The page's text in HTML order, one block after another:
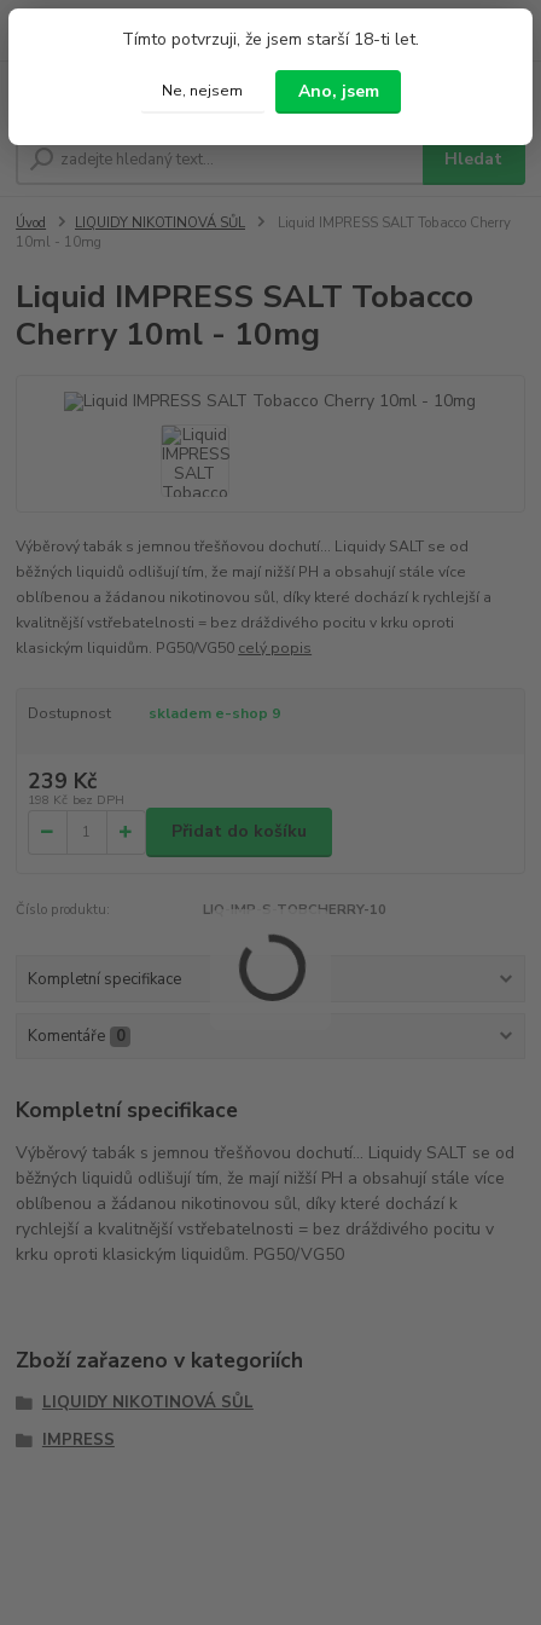
Tímto potvrzuji, že jsem starší 18-ti let.
Ne, nejsem Ano, jsem
Hledat
Po - Pá 9:00 - 19:00 So 9:00 - 14:00
Úvod LIQUIDY NIKOTINOVÁ SŮL
Liquid IMPRESS SALT Tobacco Cherry
10ml - 10mg
Liquid IMPRESS SALT Tobacco
Cherry 10ml - 10mg
Výběrový tabák s jemnou třešňovou dochutí... Liquidy SALT se od
běžných liquidů odlišují tím, že mají nižší PH a obsahují stále více
oblíbenou a žádanou nikotinovou sůl, díky které dochází k rychlejší a
kvalitnější vstřebatelnosti = bez dráždivého pocitu v krku oproti
klasickým liquidům. PG50/VG50 celý popis
Dostupnost skladem e-shop 9
239 Kč
198 Kč bez DPH
Přidat do košíku
Číslo produktu: LIQ-IMP-S-TOBCHERRY-10
Kompletní specifikace
Komentáře 0
Kompletní specifikace
Výběrový tabák s jemnou třešňovou dochutí... Liquidy SALT se od
běžných liquidů odlišují tím, že mají nižší PH a obsahují stále více
oblíbenou a žádanou nikotinovou sůl, díky které dochází k
rychlejší a kvalitnější vstřebatelnosti = bez dráždivého pocitu v
krku oproti klasickým liquidům. PG50/VG50
Zboží zařazeno v kategoriích
LIQUIDY NIKOTINOVÁ SŮL
IMPRESS